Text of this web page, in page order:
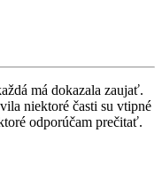
má dokazala zaujať.
niektoré časti su vtipné
odporúčam prečitať.